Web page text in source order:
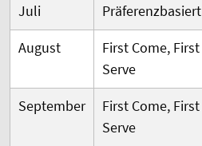
Juli
Präferenzbasiert
August
First Come, First
Serve
September
First Come, First
Serve